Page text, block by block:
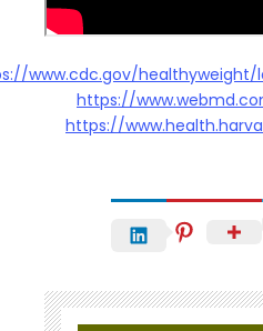
https://www.cdc.gov/
https://
https://